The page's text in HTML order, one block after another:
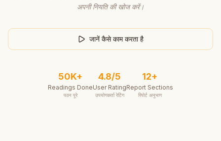
अपनी नियति की खोज करें।
जानें कैसे काम करता है
50K+
Readings Done
पठन पूरे
4.8/5
User Rating
उपयोगकर्ता रेटिंग
12+
Report Sections
रिपोर्ट अनुभाग